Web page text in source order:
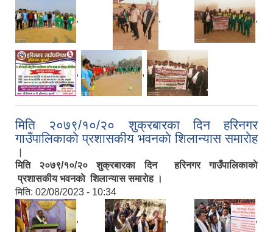
, , ,
, ,
मिति २०७९/१०/२० शुक्रबारका दिन हरिनगर
गाउँपालिकाकाे प्रशासकीय भवनकाे शिलान्यास समाराेह
।
मिति २०७९/१०/२० शुक्रबारका दिन हरिनगर गाउँपालिकाकाे
प्रशासकीय भवनकाे शिलान्यास समाराेह ।
मिति: 02/08/2023 - 10:34
, , ,